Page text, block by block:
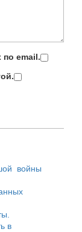
по email.
войны
в